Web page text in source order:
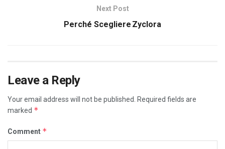
Next Post
Perché Scegliere Zyclora
Leave a Reply
Your email address will not be published.
Required fields are
marked *
Comment *